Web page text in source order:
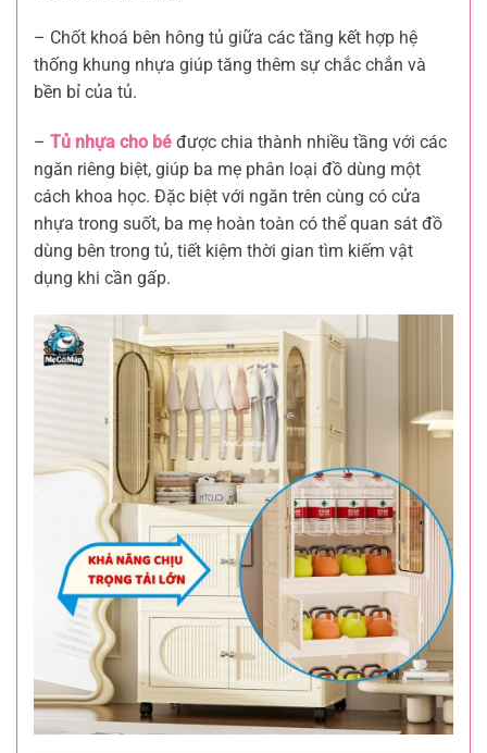
– Chốt khoá bên hông tủ giữa các tầng kết hợp hệ
thống khung nhựa giúp tăng thêm sự chắc chắn và
bền bỉ của tủ.
– Tủ nhựa cho bé được chia thành nhiều tầng với các
ngăn riêng biệt, giúp ba mẹ phân loại đồ dùng một
cách khoa học. Đặc biệt với ngăn trên cùng có cửa
nhựa trong suốt, ba mẹ hoàn toàn có thể quan sát đồ
dùng bên trong tủ, tiết kiệm thời gian tìm kiếm vật
dụng khi cần gấp.